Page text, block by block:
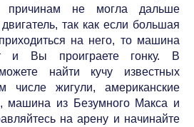
причинам не могла дальше
так как если большая
на него, то машина
и Вы проиграете гонку. В
найти кучу известных
числе жигули, американские
машина из Безумного Макса и
на арену и начинайте